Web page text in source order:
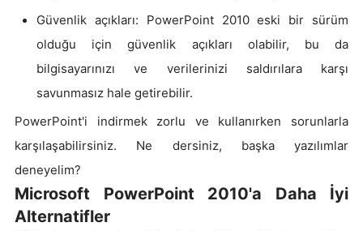
Güvenlik açıkları: PowerPoint 2010 eski bir sürüm
olduğu için güvenlik açıkları olabilir, bu da
bilgisayarınızı ve verilerinizi saldırılara karşı
savunmasız hale getirebilir.
PowerPoint'i indirmek zorlu ve kullanırken sorunlarla
karşılaşabilirsiniz. Ne dersiniz, başka yazılımlar
deneyelim?
Microsoft PowerPoint 2010'a Daha İyi
Alternatifler